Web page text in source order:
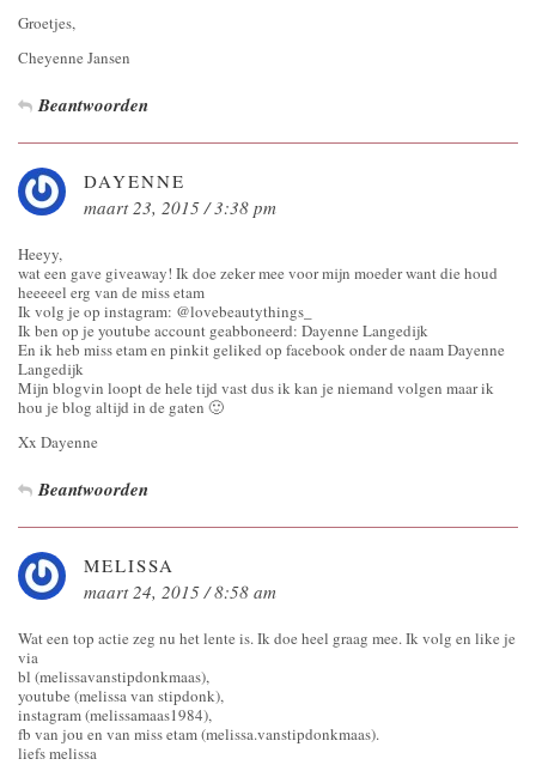
Groetjes,
Cheyenne Jansen
Beantwoorden
DAYENNE
maart 23, 2015 / 3:38 pm
Heeyy,
wat een gave giveaway! Ik doe zeker mee voor mijn moeder want die houd
heeeeel erg van de miss etam
Ik volg je op instagram: @lovebeautythings_
Ik ben op je youtube account geabboneerd: Dayenne Langedijk
En ik heb miss etam en pinkit geliked op facebook onder de naam Dayenne
Langedijk
Mijn blogvin loopt de hele tijd vast dus ik kan je niemand volgen maar ik
hou je blog altijd in de gaten 🙂
Xx Dayenne
Beantwoorden
MELISSA
maart 24, 2015 / 8:58 am
Wat een top actie zeg nu het lente is. Ik doe heel graag mee. Ik volg en like je
via
bl (melissavanstipdonkmaas),
youtube (melissa van stipdonk),
instagram (melissamaas1984),
fb van jou en van miss etam (melissa.vanstipdonkmaas).
liefs melissa